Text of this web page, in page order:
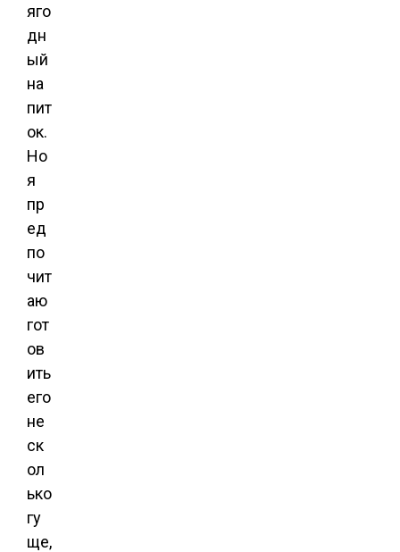
яго
дн
ый
на
пит
ок.
Но
я
пр
ед
по
чит
аю
гот
ов
ить
его
не
ск
ол
ько
гу
ще,